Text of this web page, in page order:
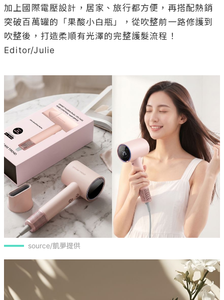
加上國際電壓設計，居家、旅行都方便，再搭配熱銷
突破百萬罐的「果酸小白瓶」，從吹整前一路修護到
吹整後，打造柔順有光澤的完整護髮流程！
Editor/Julie
source/凱夢提供